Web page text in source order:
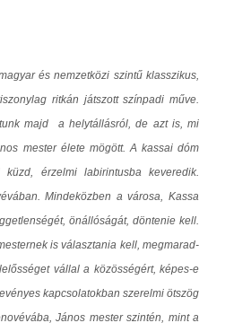
és nemzetközi szintű klasszikus,
ritkán játszott színpadi műve.
majd a helytállásról, de azt is, mi
mester élete mögött. A kassai dóm
küzd, érzelmi labirintusba keveredik.
Mindeközben a városa, Kassa
önállóságát, döntenie kell.
is választania kell, megmarad-
vállal a közösségért, képes-e
kapcsolatokban szerelmi ötszög
János mester szintén, mint a